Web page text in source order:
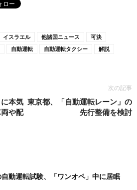
イスラエル 他諸国ニュース
可決
自動運転 自動運転タクシー
解説
本気
や配
次の記事
東京都、「自動運転レーン」の
先行整備を検討
自動運転試験、「ワンオペ」中に居眠